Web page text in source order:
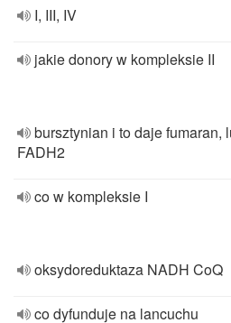
I, III, IV
jakie donory w kompleksie II
bursztynian i to daje fumaran,
FADH2
co w kompleksie I
oksydoreduktaza NADH CoQ
co dyfunduje na lancuchu